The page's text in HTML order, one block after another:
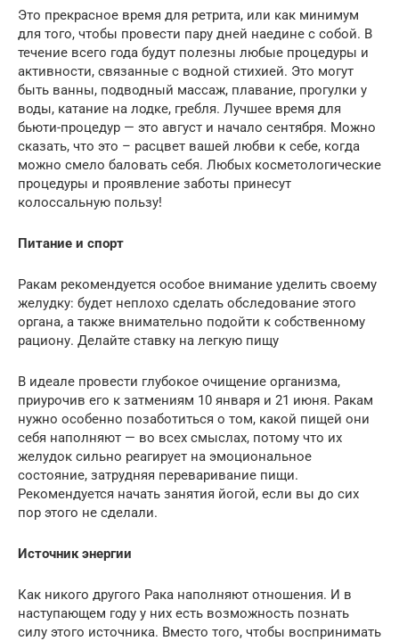
Это прекрасное время для ретрита, или как минимум
для того, чтобы провести пару дней наедине с собой. В
течение всего года будут полезны любые процедуры и
активности, связанные с водной стихией. Это могут
быть ванны, подводный массаж, плавание, прогулки у
воды, катание на лодке, гребля. Лучшее время для
бьюти-процедур — это август и начало сентября. Можно
сказать, что это – расцвет вашей любви к себе, когда
можно смело баловать себя. Любых косметологические
процедуры и проявление заботы принесут
колоссальную пользу!
Питание и спорт
Ракам рекомендуется особое внимание уделить своему
желудку: будет неплохо сделать обследование этого
органа, а также внимательно подойти к собственному
рациону. Делайте ставку на легкую пищу
В идеале провести глубокое очищение организма,
приурочив его к затмениям 10 января и 21 июня. Ракам
нужно особенно позаботиться о том, какой пищей они
себя наполняют — во всех смыслах, потому что их
желудок сильно реагирует на эмоциональное
состояние, затрудняя переваривание пищи.
Рекомендуется начать занятия йогой, если вы до сих
пор этого не сделали.
Источник энергии
Как никого другого Рака наполняют отношения. И в
наступающем году у них есть возможность познать
силу этого источника. Вместо того, чтобы воспринимать